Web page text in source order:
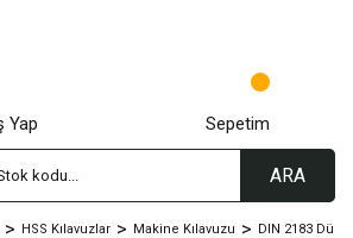
ARA
Yap Sepetim
HSS Kılavuzlar Makine Kılavuzu DIN 2183 Düz